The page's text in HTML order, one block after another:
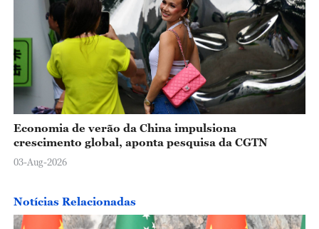
Economia de verão da China impulsiona
crescimento global, aponta pesquisa da CGTN
03-Aug-2026
Notícias Relacionadas